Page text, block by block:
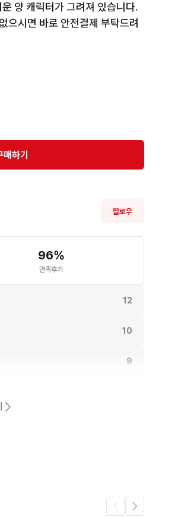
양 캐릭터가 그려져 있습니다.
으시면 바로 안전결제 부탁드려
매하기
팔로우
96%
만족후기
12
10
9